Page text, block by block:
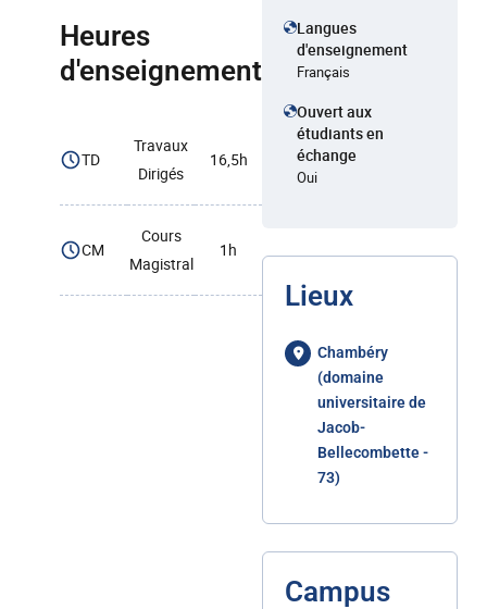
Heures
d'enseignement
TD
Travaux
Dirigés
16,5h
CM
Cours
Magistral
1h
Langues
d'enseignement
Français
Ouvert aux
étudiants en
échange
Oui
Lieux
Chambéry
(domaine
universitaire de
Jacob-
Bellecombette -
73)
Campus